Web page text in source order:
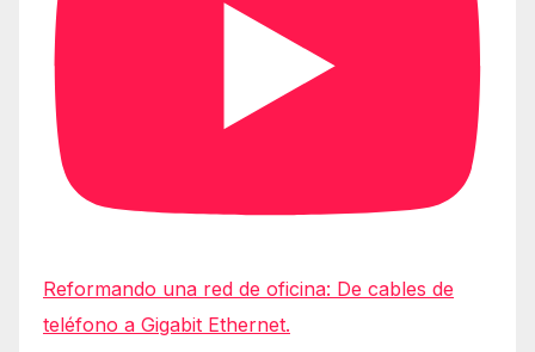
Reformando una red de oficina: De cables de
teléfono a Gigabit Ethernet.